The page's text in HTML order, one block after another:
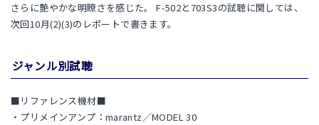
さらに艶やかな明瞭さを感じた。 F-502と703S3の試聴に関しては、
次回10月(2)(3)のレポートで書きます。
ジャンル別試聴
■リファレンス機材■
・プリメインアンプ：marantz／MODEL 30